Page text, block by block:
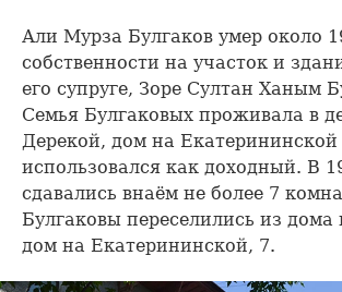
Али Мурза Булгаков умер около
собственности на участок и
его супруге, Зоре Султан Ханым
Семья Булгаковых проживала в
Дерекой, дом на Екатерининской
использовался как доходный. В
сдавались внаём не более 7
Булгаковы переселились из дома
дом на Екатерининской, 7.